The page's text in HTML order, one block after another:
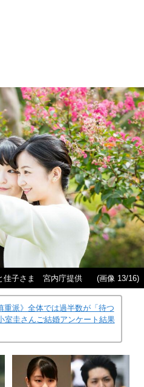
佳子さま 宮内庁提供 (画像 13/16)
重派》全体では過半数が「待つ
圭さんご結婚アンケート結果